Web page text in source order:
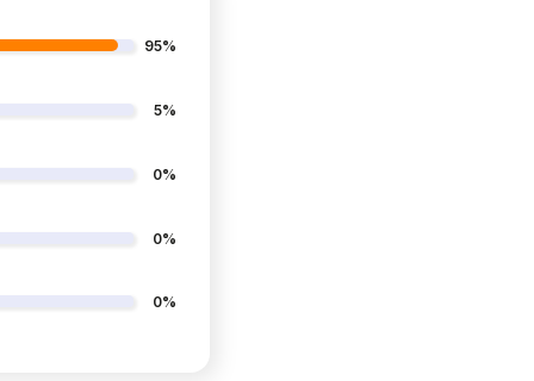
95%
5%
0%
0%
0%